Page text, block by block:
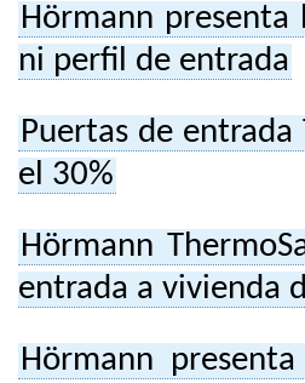
Hörmann
ni perfil de entrada
Puertas de
el 30%
Hörmann
entrada a vivienda
Hörmann